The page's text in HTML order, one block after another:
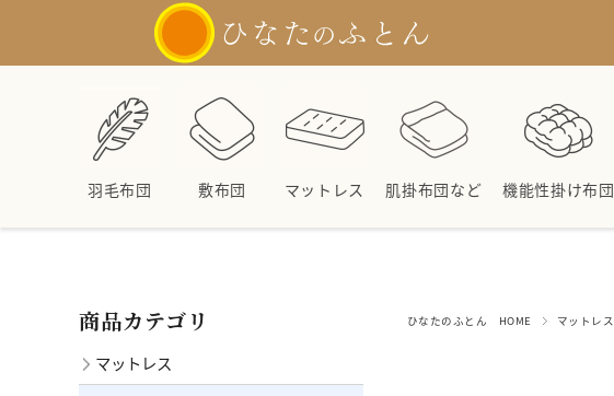
羽毛布団 敷布団 マットレス 肌掛布団など 機能性掛け布団
ひなたのふとん HOME マットレス
商品カテゴリ
マットレス